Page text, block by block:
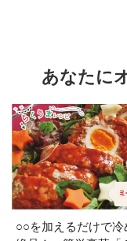
あなたに
○○を加えるだけで冷